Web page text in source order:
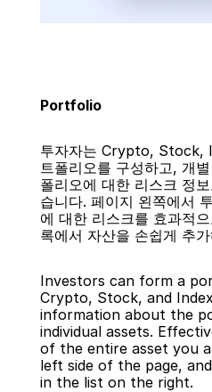
Portfolio
투자자는 Crypto, Stock,
트폴리오를 구성하고, 개
폴리오에 대한 리스크 정
습니다. 페이지 왼쪽에서
에 대한 리스크를 효과적
록에서 자산을 손쉽게 추
Investors can form a
Crypto, Stock, and
information about the
individual assets.
of the entire asset you
left side of the page,
in the list on the right.